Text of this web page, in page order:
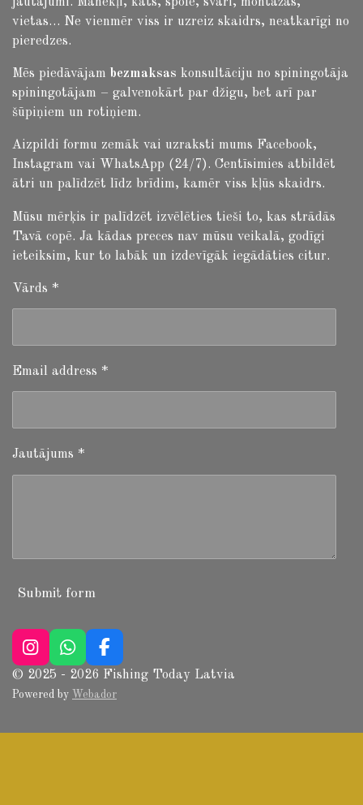
vietas… Ne vienmēr viss ir uzreiz skaidrs, neatkarīgi no
pieredzes.
Mēs piedāvājam bezmaksas konsultāciju no spiningotāja
spiningotājam – galvenokārt par džigu, bet arī par
šūpiņiem un rotiņiem.
Aizpildi formu zemāk vai uzraksti mums Facebook,
Instagram vai WhatsApp (24/7). Centīsimies atbildēt
ātri un palīdzēt līdz brīdim, kamēr viss kļūs skaidrs.
Mūsu mērķis ir palīdzēt izvēlēties tieši to, kas strādās
Tavā copē. Ja kādas preces nav mūsu veikalā, godīgi
ieteiksim, kur to labāk un izdevīgāk iegādāties citur.
Vārds *
Email address *
Jautājums *
Submit form
I
n
t
g
W
h
a
t
A
F
a
c
e
o
© 2025 - 2026 Fishing Today Latvia
Powered by Webador